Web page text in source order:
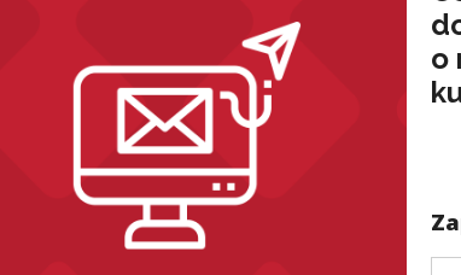
Recommended
o